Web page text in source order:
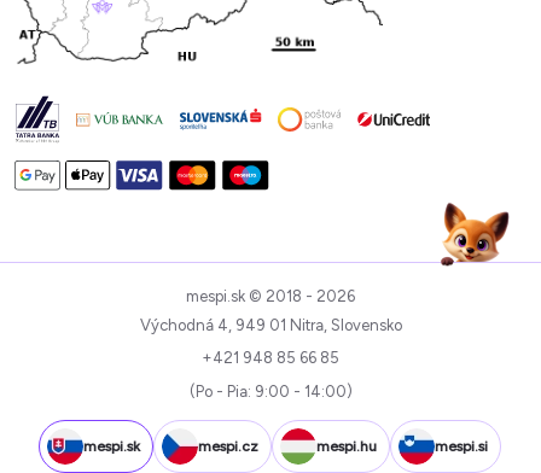
mespi.sk © 2018 - 2026
Východná 4, 949 01 Nitra, Slovensko
+421 948 85 66 85
(Po - Pia: 9:00 - 14:00)
mespi.sk mespi.cz mespi.hu mespi.si